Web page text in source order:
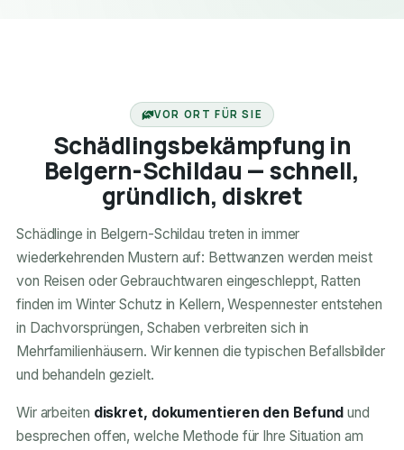
VOR ORT FÜR SIE
Schädlingsbekämpfung in
Belgern-Schildau — schnell,
gründlich, diskret
Schädlinge in Belgern-Schildau treten in immer
wiederkehrenden Mustern auf: Bettwanzen werden meist
von Reisen oder Gebrauchtwaren eingeschleppt, Ratten
finden im Winter Schutz in Kellern, Wespennester entstehen
in Dachvorsprüngen, Schaben verbreiten sich in
Mehrfamilienhäusern. Wir kennen die typischen Befallsbilder
und behandeln gezielt.
Wir arbeiten diskret, dokumentieren den Befund und
besprechen offen, welche Methode für Ihre Situation am